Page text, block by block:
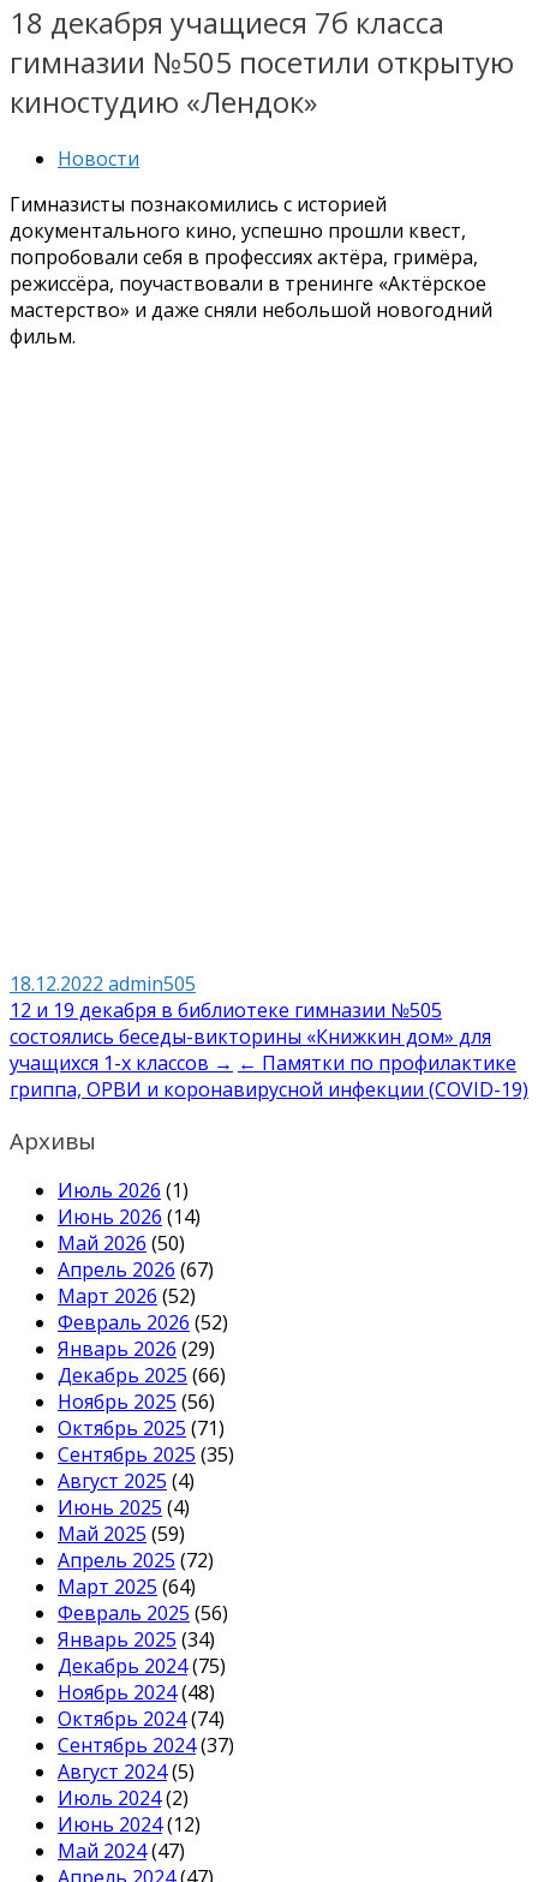
18 декабря учащиеся 7б класса
гимназии №505 посетили открытую
киностудию «Лендок»
Новости
Гимназисты познакомились с историей
документального кино, успешно прошли квест,
попробовали себя в профессиях актёра, гримёра,
режиссёра, поучаствовали в тренинге «Актёрское
мастерство» и даже сняли небольшой новогодний
фильм.
18.12.2022 admin505
Навигация
по
записям
12 и 19 декабря в библиотеке гимназии №505
состоялись беседы-викторины «Книжкин дом» для
учащихся 1-х классов → ← Памятки по профилактике
гриппа, ОРВИ и коронавирусной инфекции (COVID-19)
Архивы
Июль 2026 (1)
Июнь 2026 (14)
Май 2026 (50)
Апрель 2026 (67)
Март 2026 (52)
Февраль 2026 (52)
Январь 2026 (29)
Декабрь 2025 (66)
Ноябрь 2025 (56)
Октябрь 2025 (71)
Сентябрь 2025 (35)
Август 2025 (4)
Июнь 2025 (4)
Май 2025 (59)
Апрель 2025 (72)
Март 2025 (64)
Февраль 2025 (56)
Январь 2025 (34)
Декабрь 2024(75)
Ноябрь 2024(48)
Октябрь 2024(74)
Сентябрь 2024(37)
Август 2024(5)
Июль 2024(2)
Июнь 2024(12)
Май 2024(47)